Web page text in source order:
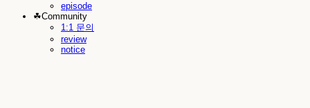
episode
☘︎Community
1:1 문의
review
notice